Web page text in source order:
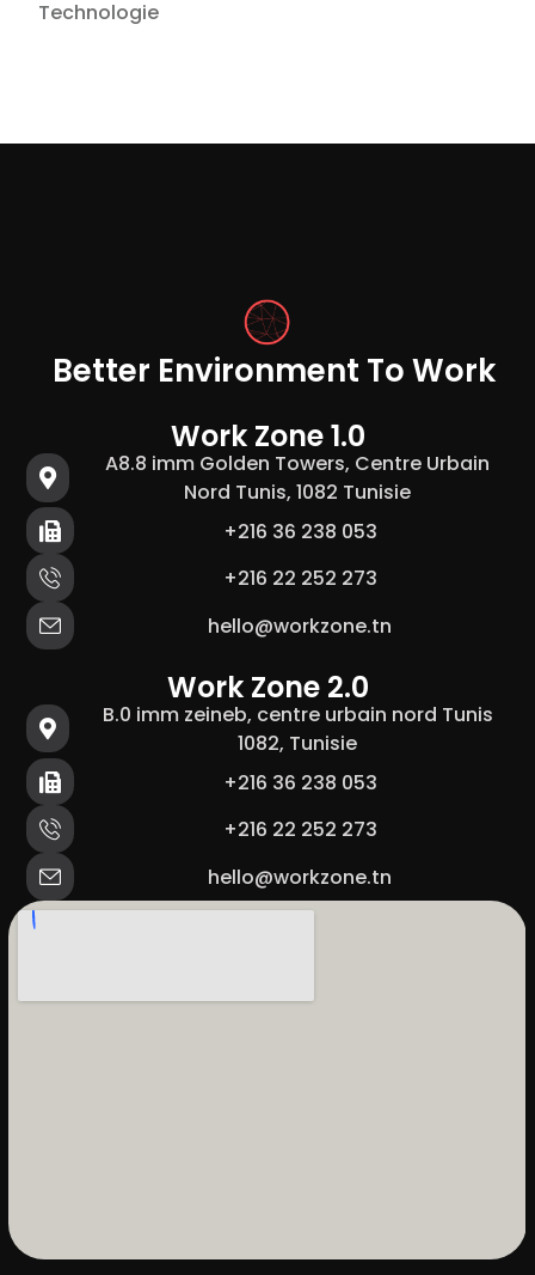
Technologie
Better Environment To Work
Work Zone 1.0
A8.8 imm Golden Towers, Centre Urbain
Nord Tunis, 1082 Tunisie
+216 36 238 053
+216 22 252 273
hello@workzone.tn
Work Zone 2.0
B.0 imm zeineb, centre urbain nord Tunis
1082, Tunisie
+216 36 238 053
+216 22 252 273
hello@workzone.tn